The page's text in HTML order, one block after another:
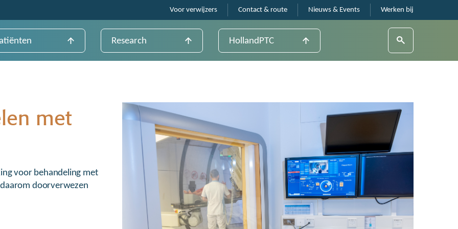
Voor verwijzers Contact & route Nieuws & Events Werken bij
Research HollandPTC
met
voor behandeling met
doorverwezen